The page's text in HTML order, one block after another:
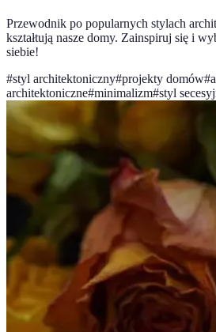
Przewodnik po popularnych stylach
kształtują nasze domy. Zainspiruj się i
siebie!
#styl architektoniczny#projekty domów#
architektoniczne#minimalizm#styl